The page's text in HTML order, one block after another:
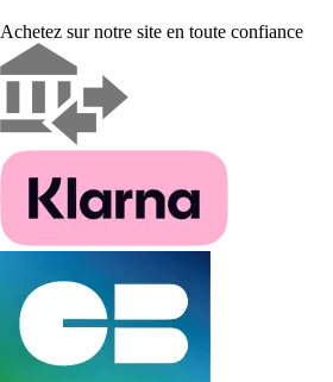
Achetez sur notre site en toute confiance